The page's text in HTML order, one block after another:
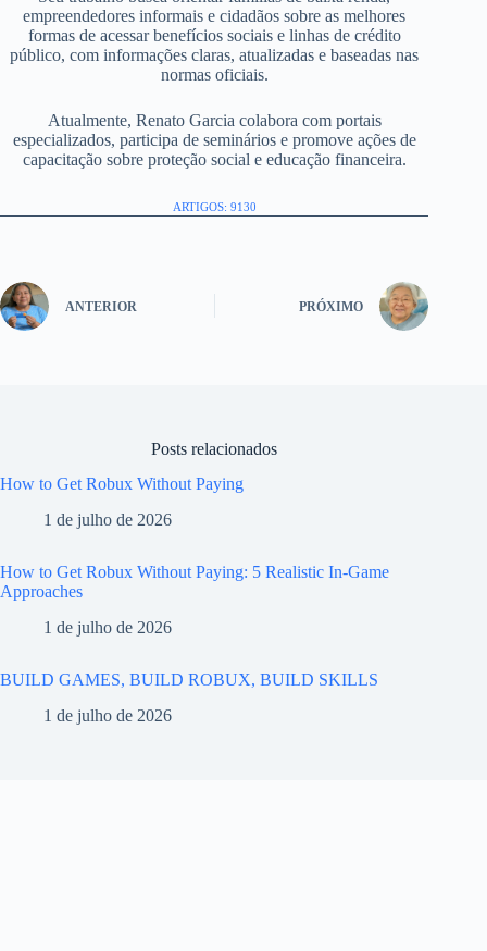
empreendedores informais e cidadãos sobre as melhores
formas de acessar benefícios sociais e linhas de crédito
público, com informações claras, atualizadas e baseadas nas
normas oficiais.
Atualmente, Renato Garcia colabora com portais
especializados, participa de seminários e promove ações de
capacitação sobre proteção social e educação financeira.
ARTIGOS: 9130
ANTERIOR PRÓXIMO
Posts relacionados
How to Get Robux Without Paying
1 de julho de 2026
How to Get Robux Without Paying: 5 Realistic In-Game
Approaches
1 de julho de 2026
BUILD GAMES, BUILD ROBUX, BUILD SKILLS
1 de julho de 2026